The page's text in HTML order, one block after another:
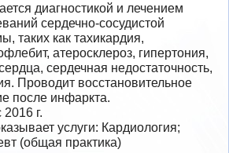
диагностикой и лечением
сердечно-сосудистой
таких как тахикардия,
атеросклероз, гипертония,
сердечная недостаточность,
Проводит восстановительное
после инфаркта.
г.
услуги: Кардиология;
(общая практика)